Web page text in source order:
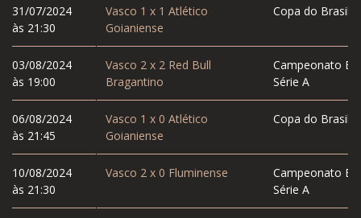
31/07/2024
às 21:30
03/08/2024
às 19:00
06/08/2024
às 21:45
10/08/2024
às 21:30
Vasco 1 x 1 Atlético
Goianiense
Copa do Brasil
Vasco 2 x 2Red Bull
Bragantino
Campeonato
Série A
Vasco 1 x 0 Atlético
Goianiense
Copa do Brasil
Vasco 2 x 0 Fluminense
Campeonato
Série A